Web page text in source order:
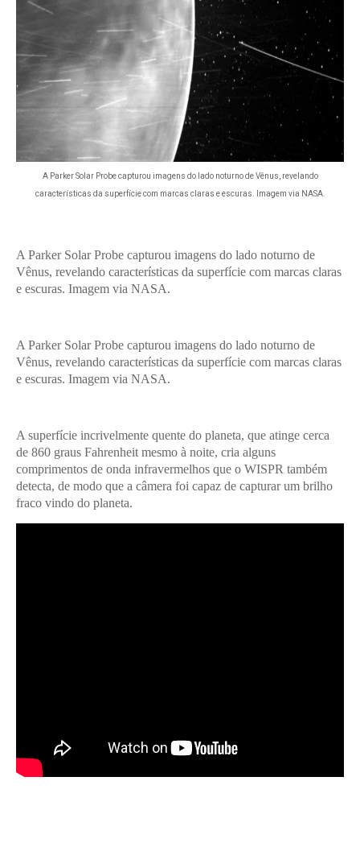
A Parker Solar Probe capturou imagens do lado noturno de Vênus, revelando
características da superfície com marcas claras e escuras. Imagem via NASA.
A Parker Solar Probe capturou imagens do lado noturno de
Vênus, revelando características da superfície com marcas claras
e escuras. Imagem via NASA.
A Parker Solar Probe capturou imagens do lado noturno de
Vênus, revelando características da superfície com marcas claras
e escuras. Imagem via NASA.
A superfície incrivelmente quente do planeta, que atinge cerca
de 860 graus Fahrenheit mesmo à noite, cria alguns
comprimentos de onda infravermelhos que o WISPR também
detecta, de modo que a câmera foi capaz de capturar um brilho
fraco vindo do planeta.